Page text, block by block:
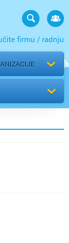
firmu / radnju